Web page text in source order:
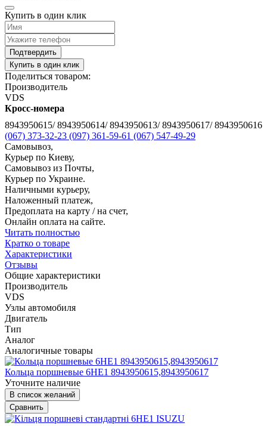
Купить в один клик
Подтвердить
Купить в один клик
Поделиться товаром:
Производитель
VDS
Кросс-номера
8943950615/ 8943950614/ 8943950613/ 8943950617/ 8943950616
(067) 373-32-23 (097) 361-59-61 (067) 547-49-29
Самовывоз,
Курьер по Киеву,
Самовывоз из Почты,
Курьер по Украине.
Наличными курьеру,
Наложенный платеж,
Предоплата на карту / на счет,
Онлайн оплата на сайте.
Читать полностью
Кратко о товаре
Характеристики
Отзывы
Общие характеристики
Производитель
VDS
Узлы автомобиля
Двигатель
Тип
Аналог
Аналогичные товары
Кольца поршневые 6НЕ1 8943950615,8943950617
Уточните наличие
В список желаний
Сравнить